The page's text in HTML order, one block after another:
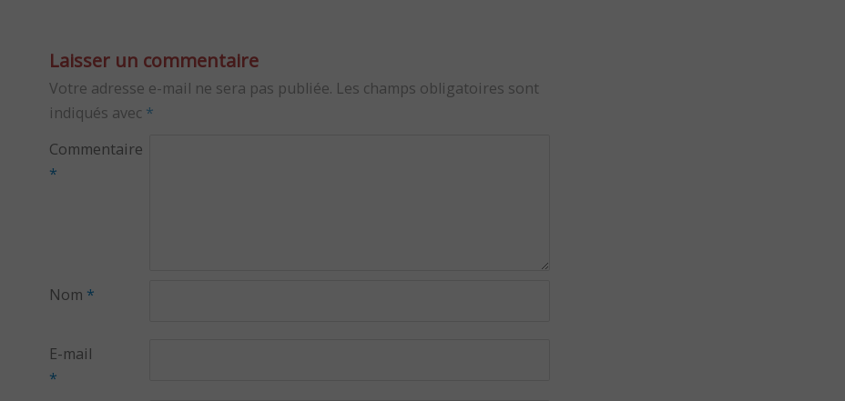
Laisser un commentaire
Votre adresse e-mail ne sera pas publiée. Les champs obligatoires sont
indiqués avec *
Commentaire
*
Nom *
E-mail
*